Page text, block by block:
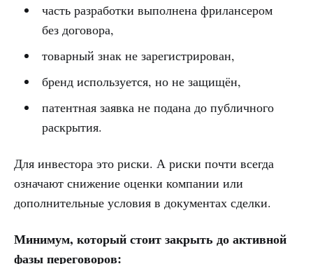
часть разработки выполнена фрилансером
без договора,
товарный знак не зарегистрирован,
бренд используется, но не защищён,
патентная заявка не подана до публичного
раскрытия.
Для инвестора это риски. А риски почти всегда
означают снижение оценки компании или
дополнительные условия в документах сделки.
Минимум, который стоит закрыть до активной
фазы переговоров: